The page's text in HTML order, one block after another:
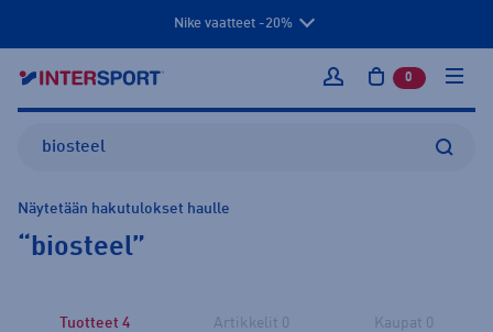
Nike vaatteet -20%
Kirjaudu sisään
0 tuotetta
Näytetään hakutulokset haulle
“ biosteel”
Tuotteet4 Artikkelit 0 Kaupat 0